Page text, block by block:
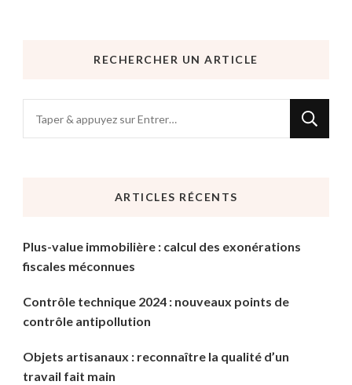
RECHERCHER UN ARTICLE
recherchiez
ARTICLES RÉCENTS
Plus-value immobilière : calcul des exonérations
fiscales méconnues
Contrôle technique 2024 : nouveaux points de
contrôle antipollution
Objets artisanaux : reconnaître la qualité d’un
travail fait main